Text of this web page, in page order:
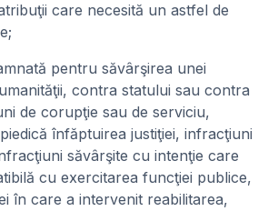
care necesită un astfel de
pentru săvârşirea unei
contra statului sau contra
de corupţie sau de serviciu,
înfăptuirea justiţiei, infracţiuni
săvârşite cu intenţie care
cu exercitarea funcţiei publice,
în care a intervenit reabilitarea,